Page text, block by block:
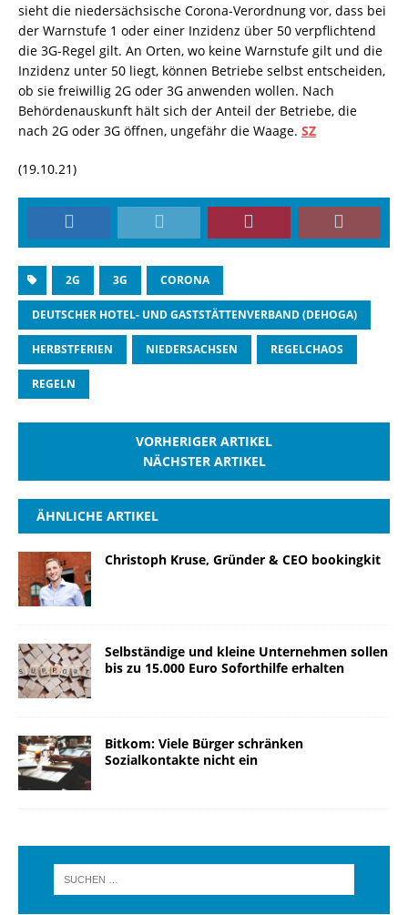
sieht die niedersächsische Corona-Verordnung vor, dass bei
der Warnstufe 1 oder einer Inzidenz über 50 verpflichtend
die 3G-Regel gilt. An Orten, wo keine Warnstufe gilt und die
Inzidenz unter 50 liegt, können Betriebe selbst entscheiden,
ob sie freiwillig 2G oder 3G anwenden wollen. Nach
Behördenauskunft hält sich der Anteil der Betriebe, die
nach 2G oder 3G öffnen, ungefähr die Waage. SZ
(19.10.21)
2G 3G CORONA
DEUTSCHER HOTEL- UND GASTSTÄTTENVERBAND (DEHOGA)
HERBSTFERIEN NIEDERSACHSEN REGELCHAOS
REGELN
VORHERIGER ARTIKEL
NÄCHSTER ARTIKEL
ÄHNLICHE ARTIKEL
Christoph Kruse, Gründer & CEO bookingkit
Selbständige und kleine Unternehmen sollen
bis zu 15.000 Euro Soforthilfe erhalten
Bitkom: Viele Bürger schränken
Sozialkontakte nicht ein